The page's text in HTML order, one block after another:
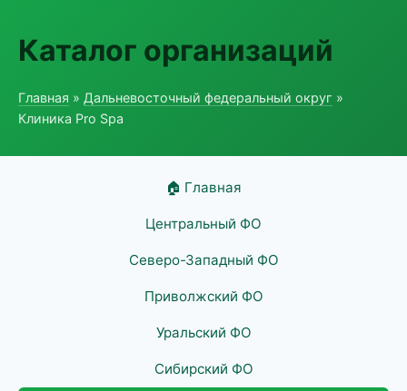
Каталог организаций
Главная » Дальневосточный федеральный округ »
Клиника Pro Spa
🏠 Главная
Центральный ФО
Северо-Западный ФО
Приволжский ФО
Уральский ФО
Сибирский ФО